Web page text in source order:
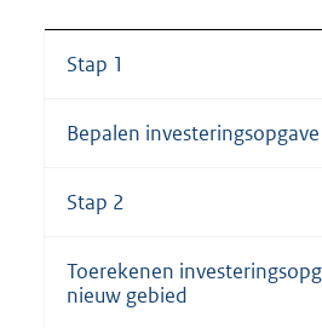
Stap 1
Bepalen investeringsopgave
Stap 2
Toerekenen
nieuw gebied